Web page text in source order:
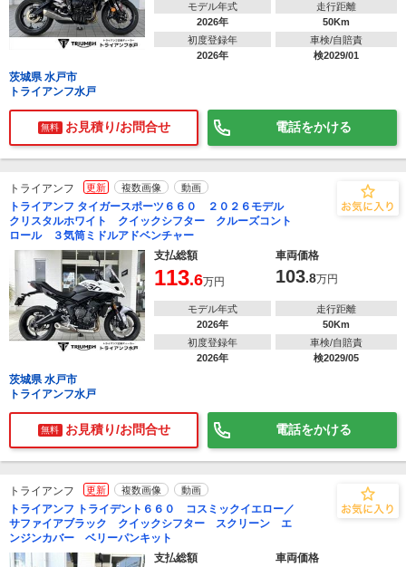
モデル年式
2026年
走行距離
50Km
初度登録年
2026年
車検/自賠責
検2029/01
茨城県 水戸市
トライアンフ水戸
無料 お見積り/お問合せ 電話をかける
トライアンフ 更新 複数画像 動画
トライアンフ タイガースポーツ６６０ ２０２６モデル
クリスタルホワイト クイックシフター クルーズコント
ロール ３気筒ミドルアドベンチャー
支払総額
車両価格
113.6万円 103.8万円
モデル年式
2026年
走行距離
50Km
初度登録年
2026年
車検/自賠責
検2029/05
茨城県 水戸市
トライアンフ水戸
無料 お見積り/お問合せ 電話をかける
トライアンフ 更新 複数画像 動画
トライアンフ トライデント６６０ コスミックイエロー／
サファイアブラック クイックシフター スクリーン エ
ンジンカバー ベリーパンキット
支払総額
車両価格